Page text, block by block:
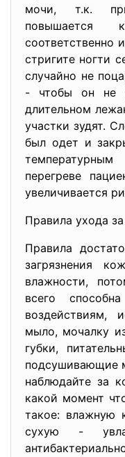
мочи, т.к.
повышается
соответственно
стригите ногти
случайно не
- чтобы он не
длительном
участки зудят.
был одет и
перегреве
увеличивается
Правила ухода
Правила
загрязнения
влажности,
всего
воздействиям,
мыло, мочалку
губки,
подсушивающие
наблюдайте за
какой момент
такое: влажную
сухую -